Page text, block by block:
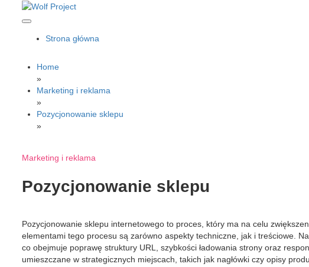
Wolf Project
Strona główna
Home
»
Marketing i reklama
»
Pozycjonowanie sklepu
»
Marketing i reklama
Pozycjonowanie sklepu
Pozycjonowanie sklepu internetowego to proces, który ma na celu
elementami tego procesu są zarówno aspekty techniczne, jak i treściowe.
co obejmuje poprawę struktury URL, szybkości ładowania strony oraz
umieszczane w strategicznych miejscach, takich jak nagłówki czy opisy